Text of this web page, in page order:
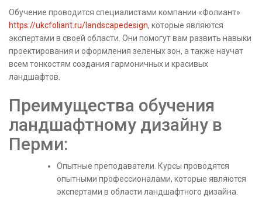
Обучение проводится специалистами компании «Фолиант»
https://ukcfoliant.ru/landscapedesign, которые являются
экспертами в своей области. Они помогут вам развить навыки
проектирования и оформления зеленых зон, а также научат
всем тонкостям создания гармоничных и красивых
ландшафтов.
Преимущества обучения
ландшафтному дизайну в
Перми:
Опытные преподаватели. Курсы проводятся
опытными профессионалами, которые являются
экспертами в области ландшафтного дизайна.